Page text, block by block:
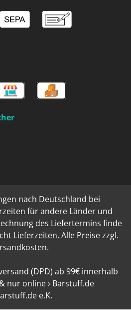
nach Deutschland bei
für andere Länder und
des Liefertermins finde
Lieferzeiten. Alle Preise zzgl.
.
(DPD) ab 99€ innerhalb
nur online › Barstuff.de
e.K.